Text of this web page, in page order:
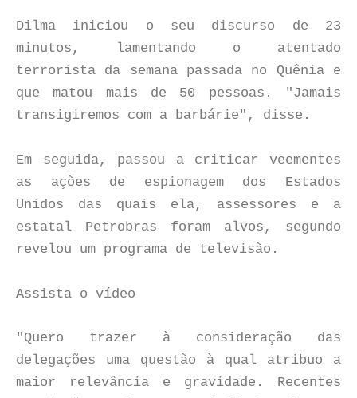
Dilma iniciou o seu discurso de 23
minutos, lamentando o atentado
terrorista da semana passada no Quênia e
que matou mais de 50 pessoas. "Jamais
transigiremos com a barbárie", disse.
Em seguida, passou a criticar veementes
as ações de espionagem dos Estados
Unidos das quais ela, assessores e a
estatal Petrobras foram alvos, segundo
revelou um programa de televisão.
Assista o vídeo
"Quero trazer à consideração das
delegações uma questão à qual atribuo a
maior relevância e gravidade. Recentes